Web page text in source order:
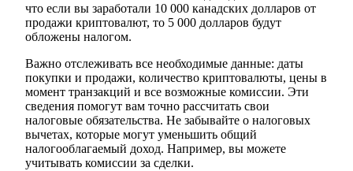
что если вы заработали 10 000 канадских долларов от
продажи криптовалют, то 5 000 долларов будут
обложены налогом.
Важно отслеживать все необходимые данные: даты
покупки и продажи, количество криптовалюты, цены в
момент транзакций и все возможные комиссии. Эти
сведения помогут вам точно рассчитать свои
налоговые обязательства. Не забывайте о налоговых
вычетах, которые могут уменьшить общий
налогооблагаемый доход. Например, вы можете
учитывать комиссии за сделки.